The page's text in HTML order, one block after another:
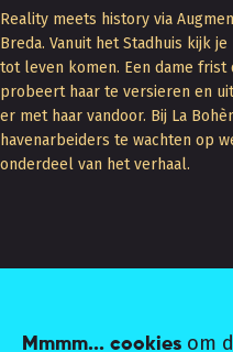
Mmmm... cookies om
Reality meets history via
Breda. Vanuit het Stadhuis kijk
tot leven komen. Een dame
probeert haar te versieren en
er met haar vandoor. Bij La
havenarbeiders te wachten op
onderdeel van het verhaal.